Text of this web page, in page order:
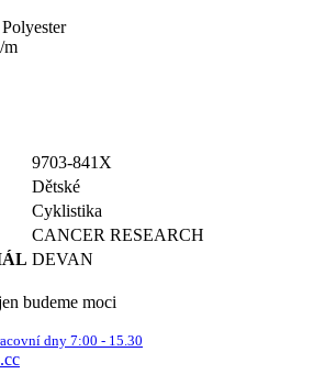
m
9703-841X
Dětské
Cyklistika
CANCER RESEARCH
DEVAN
budeme moci
dny 7:00 - 15.30